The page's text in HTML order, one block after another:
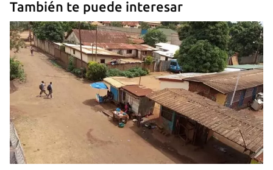
También te puede interesar